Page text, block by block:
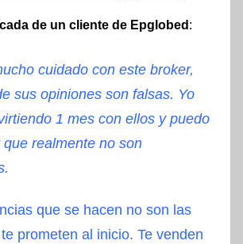
de un cliente de Epglobed :
cuidado con este broker,
sus opiniones son falsas. Yo
1 mes con ellos y puedo
realmente no son
que se hacen no son las
prometen al inicio. Te venden